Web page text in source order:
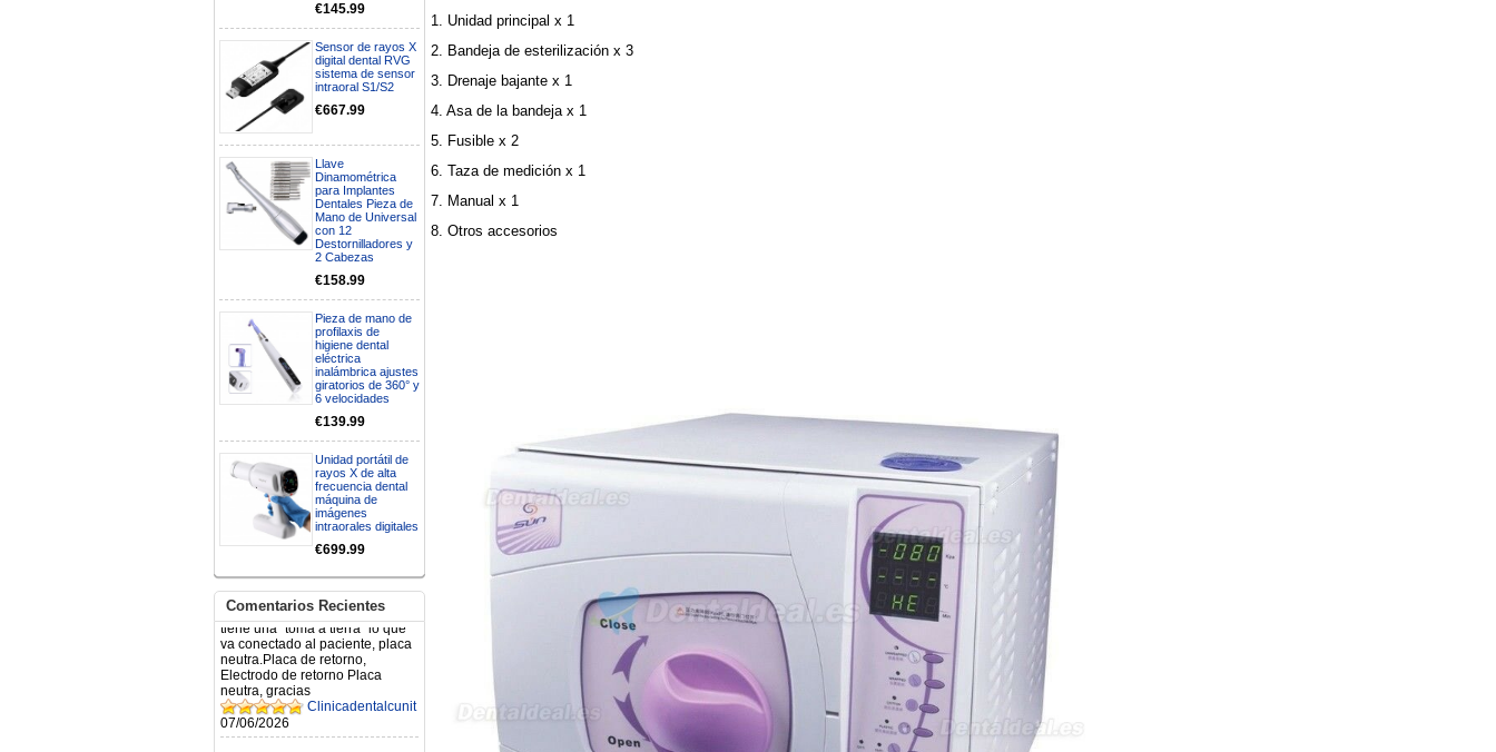
€145.99
Sensor de rayos X
digital dental RVG
sistema de sensor
intraoral S1/S2
€667.99
Llave
Dinamométrica
para Implantes
Dentales Pieza de
Mano de Universal
con 12
Destornilladores y
2 Cabezas
€158.99
Pieza de mano de
profilaxis de
higiene dental
eléctrica
inalámbrica ajustes
giratorios de 360° y
6 velocidades
€139.99
Unidad portátil de
rayos X de alta
frecuencia dental
máquina de
imágenes
intraorales digitales
€699.99
Comentarios Recientes
Boa noite gostaria de saber se
seria possível entrega em
Portugal e quanto tempo no
máximo demoraria pra a morada
5430-423 Valpacos do seguinte
produto - Motor eléctrico dental
inalámbrico IPR pieza de mano
ortodoncia y pulido 2 en 1.
Rita
29/07/2026
Mi formulario de pedido: S /
N.2026060712980804 ,
BUENOS DIAS CUANDO
RECIBIRE MI PEDIDO,
GRACIAS
clinicadentalcunit
11/06/2026
Hola buenos días respecto al
electróbisturí, quisiera saber si
tiene una "toma a tierra" lo que
va conectado al paciente, placa
neutra.Placa de retorno,
Electrodo de retorno Placa
neutra, gracias
Clinicadentalcunit
07/06/2026
Buenos días, Mi nombre es Sara
1. Unidad principal x 1
2. Bandeja de esterilización x 3
3. Drenaje bajante x 1
4. Asa de la bandeja x 1
5. Fusible x 2
6. Taza de medición x 1
7. Manual x 1
8. Otros accesorios